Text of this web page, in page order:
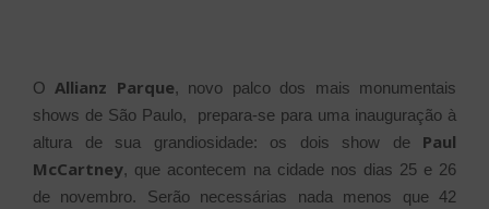
O Allianz Parque, novo palco dos mais monumentais
shows de São Paulo, prepara-se para uma inauguração à
altura de sua grandiosidade: os dois show de Paul
McCartney, que acontecem na cidade nos dias 25 e 26
de novembro. Serão necessárias nada menos que 42